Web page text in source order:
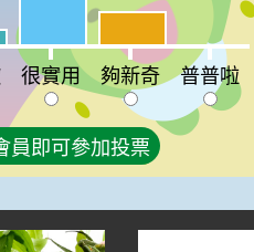
夠新奇:27%
普普啦:0%
很實用 夠新奇 普普啦
員即可參加投票